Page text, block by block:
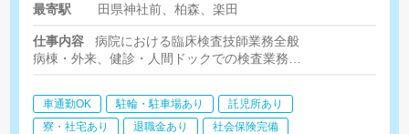
最寄駅
田県神社前、柏森、楽田
仕事内容
病院における臨床検査技師業務全般
病棟・外来、健診・人間ドックでの検査業務
・採血・尿検査・血液検査・便潜血反応[2回法]・腫瘍マーカー
車通勤OK 駐輪・駐車場あり
託児所あり
寮・社宅あり
退職金あり 社会保険完備